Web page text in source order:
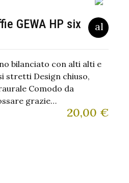
GEWA HP six
bilanciato con alti alti e
stretti Design chiuso,
Comodo da
grazie…
20,00 €